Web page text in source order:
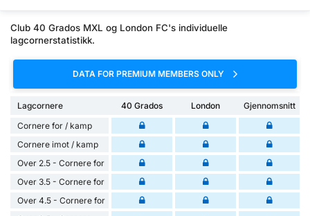
Club 40 Grados MXL og London FC's individuelle
lagcornerstatistikk.
DATA FOR PREMIUM MEMBERS ONLY
Lagcornere 40 Grados London
Gjennomsnitt
Cornere for / kamp
Cornere imot / kamp
Over 2.5 - Cornere for
Over 3.5 - Cornere for
Over 4.5 - Cornere for